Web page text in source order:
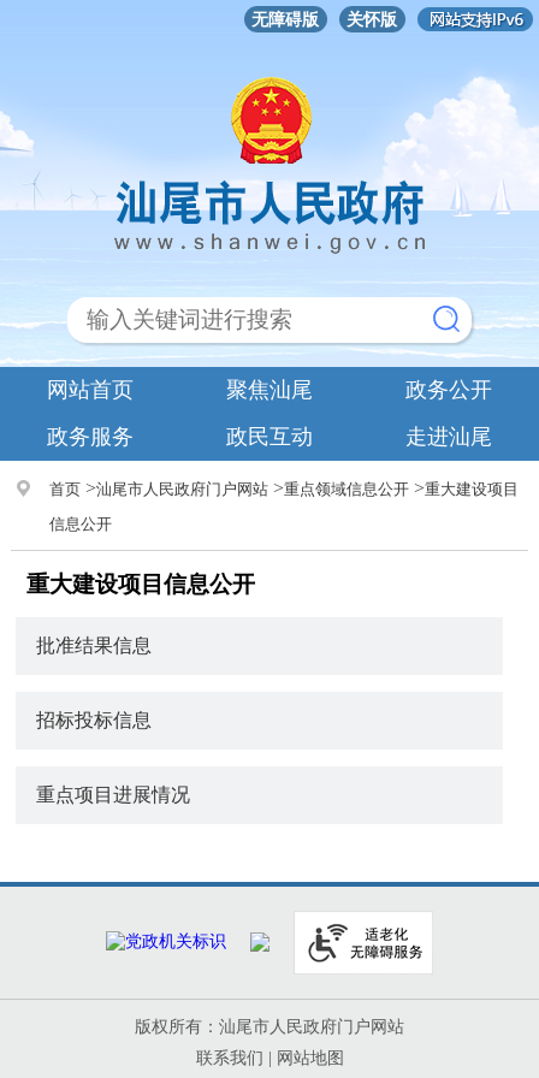
无障碍版 关怀版
网站首页 聚焦汕尾
政务公开
政务服务
政民互动 走进汕尾
首页>汕尾市人民政府门户网站>重点领域信息公开>重大建设项目
信息公开
重大建设项目信息公开
批准结果信息
招标投标信息
重点项目进展情况
版权所有：汕尾市人民政府门户网站
联系我们 | 网站地图